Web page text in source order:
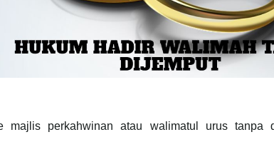
majlis perkahwinan atau walimatul urus tanpa